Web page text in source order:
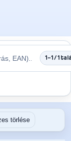
1–1 / 1
törlése